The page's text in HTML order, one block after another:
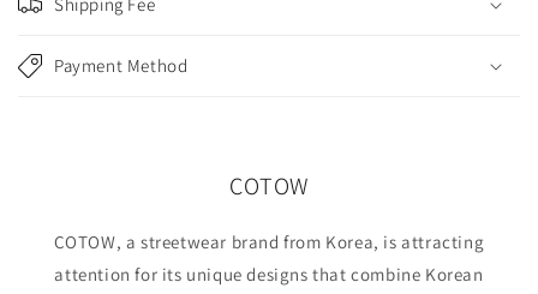
l
e
Shipping Fee
Payment Method
COTOW
COTOW, a streetwear brand from Korea, is attracting
attention for its unique designs that combine Korean